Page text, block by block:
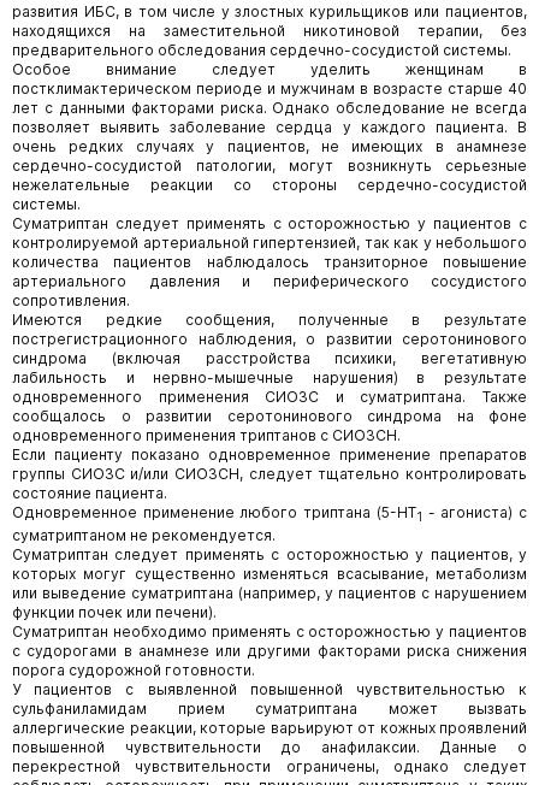
развития ИБС, в том числе у злостных курильщиков или пациентов,
находящихся на заместительной никотиновой терапии, без
предварительного обследования сердечно-сосудистой системы.
Особое внимание следует уделить женщинам в
постклимактерическом периоде и мужчинам в возрасте старше 40
лет с данными факторами риска. Однако обследование не всегда
позволяет выявить заболевание сердца у каждого пациента. В
очень редких случаях у пациентов, не имеющих в анамнезе
сердечно-сосудистой патологии, могут возникнуть серьезные
нежелательные реакции со стороны сердечно-сосудистой
системы.
Суматриптан следует применять с осторожностью у пациентов с
контролируемой артериальной гипертензией, так как у небольшого
количества пациентов наблюдалось транзиторное повышение
артериального давления и периферического сосудистого
сопротивления.
Имеются редкие сообщения, полученные в результате
пострегистрационного наблюдения, о развитии серотонинового
синдрома (включая расстройства психики, вегетативную
лабильность и нервно-мышечные нарушения) в результате
одновременного применения СИОЗС и суматриптана. Также
сообщалось о развитии серотонинового синдрома на фоне
одновременного применения триптанов с СИОЗСН.
Если пациенту показано одновременное применение препаратов
группы СИОЗС и/или СИОЗСН, следует тщательно контролировать
состояние пациента.
Одновременное применение любого триптана (5-НТ1 - агониста) с
суматриптаном не рекомендуется.
Суматриптан следует применять с осторожностью у пациентов, у
которых могуг существенно изменяться всасывание, метаболизм
или выведение суматриптана (например, у пациентов с нарушением
функции почек или печени).
Суматриптан необходимо применять с осторожностью у пациентов
с судорогами в анамнезе или другими факторами риска снижения
порога судорожной готовности.
У пациентов с выявленной повышенной чувствительностью к
сульфаниламидам прием суматриптана может вызвать
аллергические реакции, которые варьируют от кожных проявлений
повышенной чувствительности до анафилаксии. Данные о
перекрестной чувствительности ограничены, однако следует